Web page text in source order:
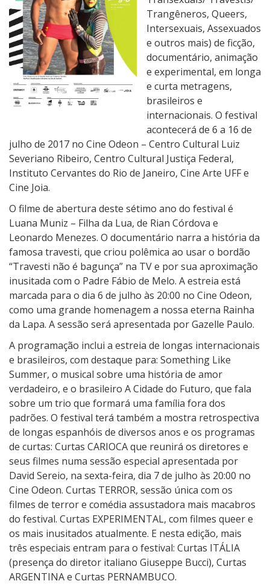
i
v
a
l
d
e
G
ê
e
r
o
&
e
x
u
a
l
i
d
a
d
e
n
o
C
i
n
e
m
a
2
0
1
7
Trangêneros, Queers,
Intersexuais, Assexuados
e outros mais) de ficção,
documentário, animação
e experimental, em longa
e curta metragens,
brasileiros e
internacionais. O festival
acontecerá de 6 a 16 de
julho de 2017 no Cine Odeon – Centro Cultural Luiz
Severiano Ribeiro, Centro Cultural Justiça Federal,
Instituto Cervantes do Rio de Janeiro, Cine Arte UFF e
Cine Joia.
O filme de abertura deste sétimo ano do festival é
Luana Muniz – Filha da Lua, de Rian Córdova e
Leonardo Menezes. O documentário narra a história da
famosa travesti, que criou polêmica ao usar o bordão
“Travesti não é bagunça” na TV e por sua aproximação
inusitada com o Padre Fábio de Melo. A estreia está
marcada para o dia 6 de julho às 20:00 no Cine Odeon,
como uma grande homenagem a nossa eterna Rainha
da Lapa. A sessão será apresentada por Gazelle Paulo.
A programação inclui a estreia de longas internacionais
e brasileiros, com destaque para: Something Like
Summer, o musical sobre uma história de amor
verdadeiro, e o brasileiro A Cidade do Futuro, que fala
sobre um trio que formará uma família fora dos
padrões. O festival terá também a mostra retrospectiva
de longas espanhóis de diversos anos e os programas
de curtas: Curtas CARIOCA que reunirá os diretores e
seus filmes numa sessão especial apresentada por
David Sereio, na sexta-feira, dia 7 de julho às 20:00 no
Cine Odeon. Curtas TERROR, sessão única com os
filmes de terror e comédia assustadora mais macabros
do festival. Curtas EXPERIMENTAL, com filmes queer e
os mais inusitados atualmente. E nesta edição, mais
três especiais entram para o festival: Curtas ITÁLIA
(presença do diretor italiano Giuseppe Bucci), Curtas
ARGENTINA e Curtas PERNAMBUCO.